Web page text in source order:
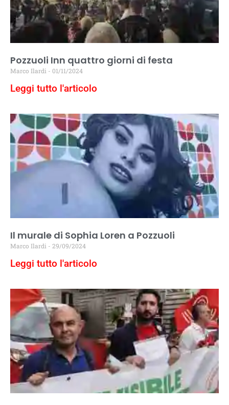
Pozzuoli Inn quattro giorni di festa
Marco Ilardi 01/11/2024
Leggi tutto l'articolo
Il murale di Sophia Loren a Pozzuoli
Marco Ilardi 29/09/2024
Leggi tutto l'articolo